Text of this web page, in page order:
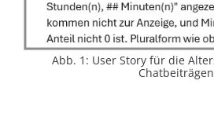
Abb. 1: User Story für die
Chatbeiträgen